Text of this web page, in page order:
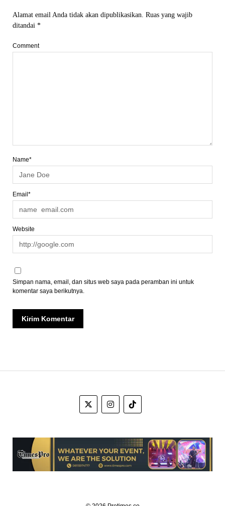
Alamat email Anda tidak akan dipublikasikan. Ruas yang wajib
ditandai *
Comment
Name*
Email*
Website
Simpan nama, email, dan situs web saya pada peramban ini untuk
komentar saya berikutnya.